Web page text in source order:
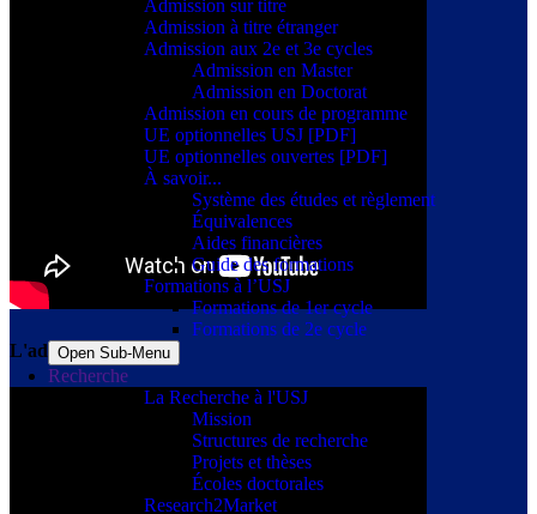
Admission sur titre
Admission à titre étranger
Admission aux 2e et 3e cycles
Admission en Master
Admission en Doctorat
Admission en cours de programme
UE optionnelles USJ [PDF]
UE optionnelles ouvertes [PDF]
À savoir...
Système des études et règlement
Équivalences
Aides financières
Guide des formations
Formations à l’USJ
Formations de 1er cycle
Formations de 2e cycle
Open Sub-Menu
Recherche
La Recherche à l'USJ
Mission
Structures de recherche
Projets et thèses
Écoles doctorales
Research2Market
L'admission à l'USJ